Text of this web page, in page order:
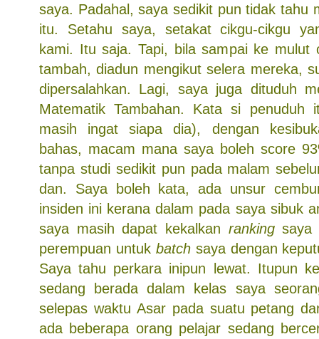
saya. Padahal, saya sedikit pun tidak tahu
itu. Setahu saya, setakat cikgu-cikgu
kami. Itu saja. Tapi, bila sampai ke mulut
tambah, diadun mengikut selera mereka,
dipersalahkan. Lagi, saya juga dituduh
Matematik Tambahan. Kata si penuduh
masih ingat siapa dia), dengan
bahas, macam mana saya boleh score
tanpa studi sedikit pun pada malam
dan. Saya boleh kata, ada unsur
insiden ini kerana dalam pada saya sibuk
saya masih dapat kekalkan rankingsaya
perempuan untuk batchsaya dengan
Saya tahu perkara inipun lewat. Itupun
sedang berada dalam kelas saya
selepas waktu Asar pada suatu petang
ada beberapa orang pelajar sedang